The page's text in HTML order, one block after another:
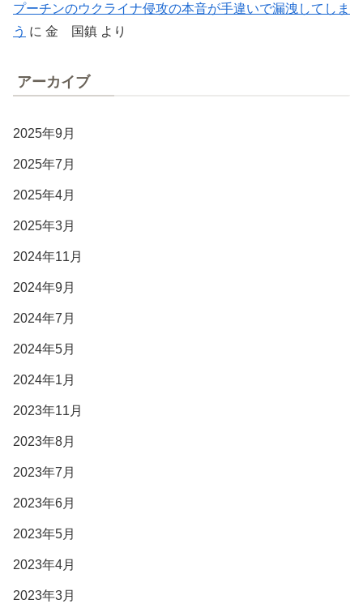
プーチンのウクライナ侵攻の本音が手違いで漏洩してしま
う に 金 国鎮 より
アーカイブ
2025年9月
2025年7月
2025年4月
2025年3月
2024年11月
2024年9月
2024年7月
2024年5月
2024年1月
2023年11月
2023年8月
2023年7月
2023年6月
2023年5月
2023年4月
2023年3月